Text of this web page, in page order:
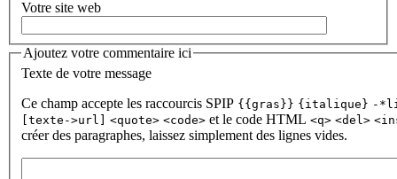
Votre site web
Ajoutez votre commentaire ici
Texte de votre message
Ce champ accepte les raccourcis SPIP {{gras}} {italique} -
[texte->url]
<quote> <code> et le code HTML <q> <del>
créer des paragraphes, laissez simplement des lignes vides.